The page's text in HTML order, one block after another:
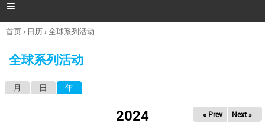

你
这
首页› 日历›全球系列活动
全球系列活动
月 日 年
2024 « Prev Next »